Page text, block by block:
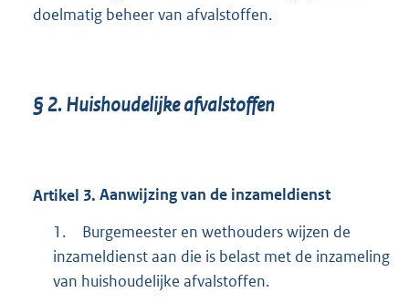
doelmatig beheer van afvalstoffen.
§ 2. Huishoudelijke afvalstoffen
Artikel 3. Aanwijzing van de inzameldienst
1.
Burgemeester en wethouders wijzen de
inzameldienst aan die is belast met de inzameling
van huishoudelijke afvalstoffen.